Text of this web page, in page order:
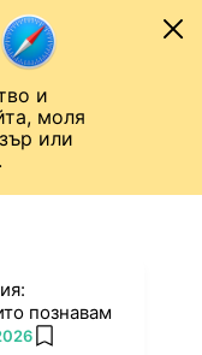
и
моля
или
познавам
add favorites